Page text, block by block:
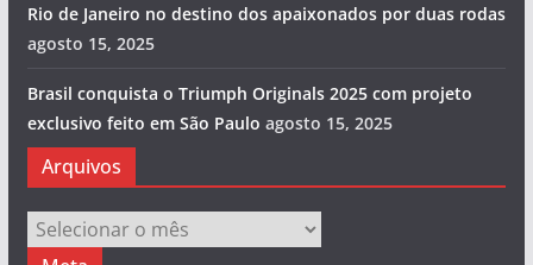
Rio de Janeiro no destino dos apaixonados por duas rodas
agosto 15, 2025
Brasil conquista o Triumph Originals 2025 com projeto
exclusivo feito em São Paulo agosto 15, 2025
Arquivos
Arquivos